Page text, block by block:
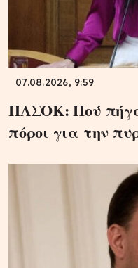
07.08.2026, 9:59
ΠΑΣΟΚ: Πού
πόροι για την